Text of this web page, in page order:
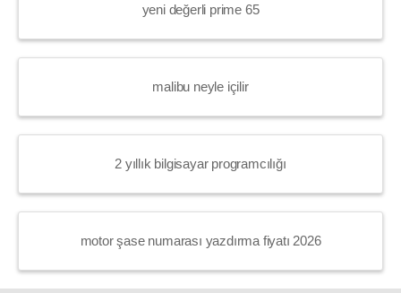
yeni değerli prime 65
malibu neyle içilir
2 yıllık bilgisayar programcılığı
motor şase numarası yazdırma fiyatı 2026